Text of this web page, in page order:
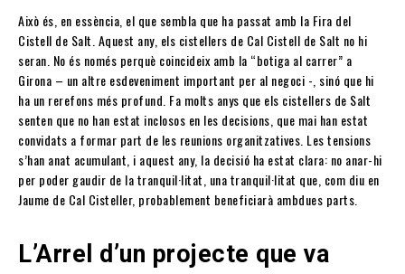
Això és, en essència, el que sembla que ha passat amb la Fira del
Cistell de Salt. Aquest any, els cistellers de Cal Cistell de Salt no hi
seran. No és només perquè coincideix amb la “botiga al carrer” a
Girona – un altre esdeveniment important per al negoci -, sinó que hi
ha un rerefons més profund. Fa molts anys que els cistellers de Salt
senten que no han estat inclosos en les decisions, que mai han estat
convidats a formar part de les reunions organitzatives. Les tensions
s’han anat acumulant, i aquest any, la decisió ha estat clara: no anar-hi
per poder gaudir de la tranquil·litat, una tranquil·litat que, com diu en
Jaume de Cal Cisteller, probablement beneficiarà ambdues parts.
L’Arrel d’un projecte que va